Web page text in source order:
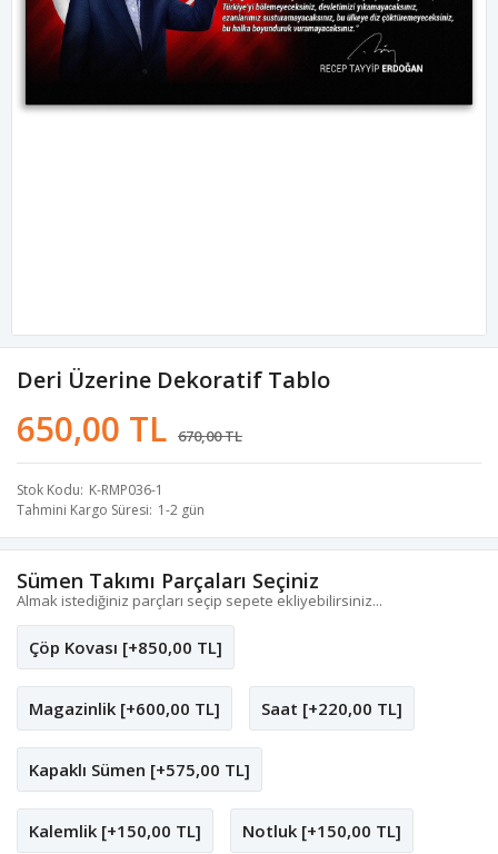
Deri Üzerine Dekoratif Tablo
650,00 TL 670,00 TL
Stok Kodu K-RMP036-1
Tahmini Kargo Süresi 1-2 gün
Sümen Takımı Parçaları Seçiniz
Almak istediğiniz parçları seçip sepete ekliyebilirsiniz...
Çöp Kovası [+850,00 TL]
Magazinlik [+600,00 TL] Saat [+220,00 TL]
Kapaklı Sümen [+575,00 TL]
Kalemlik [+150,00 TL] Notluk [+150,00 TL]